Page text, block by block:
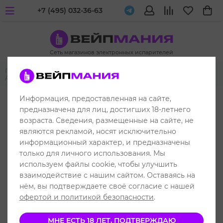
Сеть магазинов электронных испарителей
+7 (495) 032-36-63
Главная Многоразовые POD-системы
Aegis Boost 2 (B60)
Информация, предоставленная на сайте,
предназначена для лиц, достигших 18-летнего
возраста. Сведения, размещенные на сайте, не
являются рекламой, носят исключительно
информационный характер, и предназначены
только для личного использования. Мы
используем файлы cookie, чтобы улучшить
взаимодействие с нашим сайтом. Оставаясь на
нём, вы подтверждаете своё согласие с нашей
офертой и политикой безопасности.
МНЕ ЕСТЬ 18 ЛЕТ, ПОДТВЕРЖДАЮ